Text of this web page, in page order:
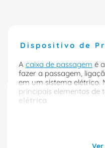
Dispositivo de
A caixa de passagem é
fazer a passagem,
em um sistema elétrico.
principais elementos de
elétrica